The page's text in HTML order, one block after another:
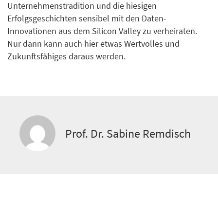
Unternehmenstradition und die hiesigen
Erfolgsgeschichten sensibel mit den Daten-
Innovationen aus dem Silicon Valley zu verheiraten.
Nur dann kann auch hier etwas Wertvolles und
Zukunftsfähiges daraus werden.
Prof. Dr. Sabine Remdisch